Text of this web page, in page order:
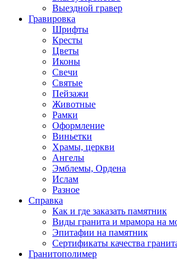
Выездной гравер
Гравировка
Шрифты
Кресты
Цветы
Иконы
Свечи
Святые
Пейзажи
Животные
Рамки
Оформление
Виньетки
Храмы, церкви
Ангелы
Эмблемы, Ордена
Ислам
Разное
Справка
Как и где заказать памятник
Виды гранита и мрамора на
Эпитафии на памятник
Сертификаты качества
Гранитополимер